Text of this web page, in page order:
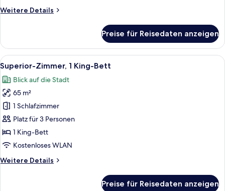
Weitere Details
Weitere
1 King-
Bett
(Gulf
View)
Preise für Reisedaten anzeigen
Alle
Fotos
für
Superior-
Zimmer,
1 King-
Bett
anzeigen
Ein Hotelzimmer mit einem großen
3
Superior-Zimmer, 1 King-Bett
Blick auf die Stadt
65 m²
1 Schlafzimmer
Platz für 3 Personen
1 King-Bett
Kostenloses WLAN
Weitere Details
Weitere
Preise für Reisedaten anzeigen